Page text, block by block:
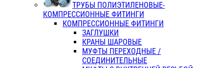
ТРУБЫ ПОЛИЭТИЛЕНОВЫЕ-
КОМПРЕССИОННЫЕ ФИТИНГИ
КОМПРЕССИОННЫЕ ФИТИНГИ
ЗАГЛУШКИ
КРАНЫ ШАРОВЫЕ
МУФТЫ ПЕРЕХОДНЫЕ /
СОЕДИНИТЕЛЬНЫЕ